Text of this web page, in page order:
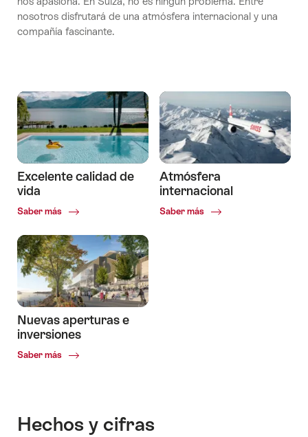
nosotros disfrutará de una atmósfera internacional y una
compañía fascinante.
Excelente calidad de
vida
Saber más
Common.Of
calidad
de
vida
Atmósfera
internacional
Saber más
Common.Of
Nuevas aperturas e
inversiones
Saber más
Common.Of
Hechos y cifras